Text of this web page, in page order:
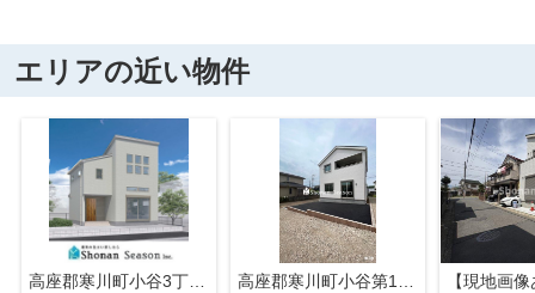
エリアの近い物件
高座郡寒川町小谷3丁目 全2区画 B棟